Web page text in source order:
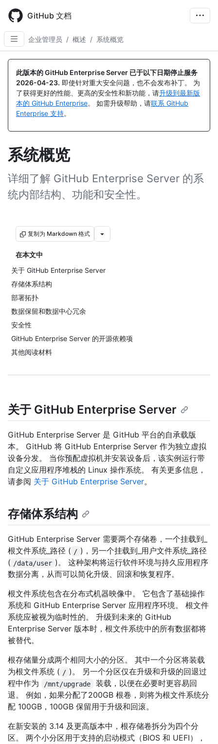
main
content
GitHub 文档
企业管理员 / 概述 / 系统概览
此版本的 GitHub Enterprise Server 已于以下日期停止服务
2026-04-23. 即使针对重大安全问题，也不会发布补丁。 为
了获得更好的性能、更高的安全性和新功能，请升级到最新版
本的 GitHub Enterprise。 如需升级帮助，请联系 GitHub
Enterprise 支持。
系统概览
详细了解 GitHub Enterprise Server 的系
统内部结构、功能和安全性。
复制为 Markdown 格式
在本文中
关于 GitHub Enterprise Server
存储体系结构
部署拓扑
数据保留和数据中心冗余
安全性
GitHub Enterprise Server 的开源依赖项
其他阅读材料
关于 GitHub Enterprise Server
GitHub Enterprise Server 是 GitHub 平台的自承载版
本。 GitHub 将 GitHub Enterprise Server 作为独立虚拟
设备分发。 当你预配虚拟机并安装设备后，该实例运行带
自定义应用程序堆栈的 Linux 操作系统。 有关更多信息，
请参阅 关于 GitHub Enterprise Server。
存储体系结构
GitHub Enterprise Server 需要两个存储卷，一个挂载到_
根文件系统_路径 ( / )，另一个挂载到_用户文件系统_路径
( /data/user )。 这种架构将运行软件环境与持久应用程序
数据分离，从而可以简化升级、回滚和恢复程序。
根文件系统包含在分布式机器映像中。 它包含了基础操作
系统和 GitHub Enterprise Server 应用程序环境。 根文件
系统应被视为临时性的。 升级到未来的 GitHub
Enterprise Server 版本时，根文件系统中的所有数据都将
被替代。
根存储量分成两个相同大小的分区。 其中一个分区将装载
为根文件系统 ( / )。 另一个分区仅在升级和升级的回退过
程中作为
/mnt/upgrade
装载，以便在必要时更容易回
退。 例如，如果分配了200GB 根卷，则将为根文件系统分
配 100GB，100GB 保留用于升级和回滚。
在新安装的 3.14 及更高版本中，根存储卷拆分为四个分
区。 两个小分区用于支持的启动模式（BIOS 和 UEFI），